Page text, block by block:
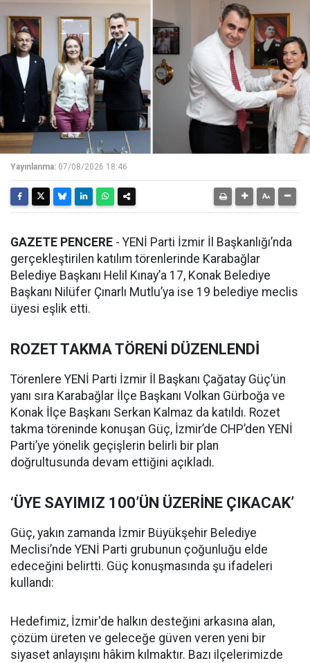
Yayınlanma: 07/08/2026 18:46
GAZETE PENCERE - YENİ Parti İzmir İl Başkanlığı’nda
gerçekleştirilen katılım törenlerinde Karabağlar
Belediye Başkanı Helil Kınay’a 17, Konak Belediye
Başkanı Nilüfer Çınarlı Mutlu’ya ise 19 belediye meclis
üyesi eşlik etti.
ROZET TAKMA TÖRENİ DÜZENLENDİ
Törenlere YENİ Parti İzmir İl Başkanı Çağatay Güç’ün
yanı sıra Karabağlar İlçe Başkanı Volkan Gürboğa ve
Konak İlçe Başkanı Serkan Kalmaz da katıldı. Rozet
takma töreninde konuşan Güç, İzmir’de CHP’den YENİ
Parti’ye yönelik geçişlerin belirli bir plan
doğrultusunda devam ettiğini açıkladı.
‘ÜYE SAYIMIZ 100’ÜN ÜZERİNE ÇIKACAK’
Güç, yakın zamanda İzmir Büyükşehir Belediye
Meclisi’nde YENİ Parti grubunun çoğunluğu elde
edeceğini belirtti. Güç konuşmasında şu ifadeleri
kullandı:
Hedefimiz, İzmir'de halkın desteğini arkasına alan,
çözüm üreten ve geleceğe güven veren yeni bir
siyaset anlayışını hâkim kılmaktır. Bazı ilçelerimizde